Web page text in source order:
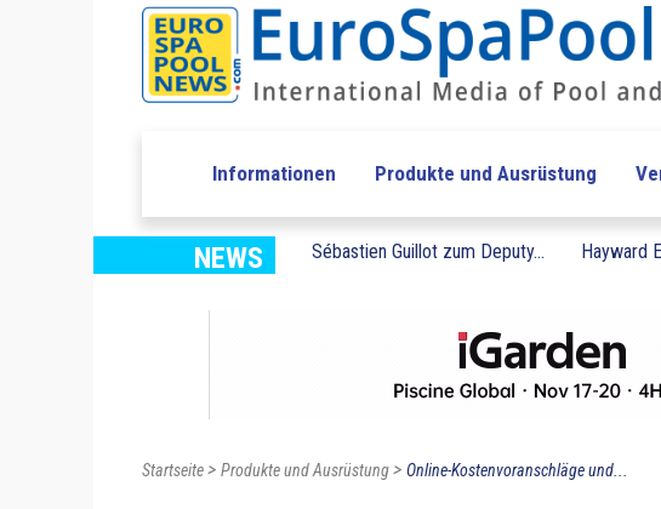
Informationen Produkte und Ausrüstung
NEWS Sébastien Guillot zum Deputy... Hayward
Startseite> Produkte und Ausrüstung> Online-Kostenvoranschläge und...